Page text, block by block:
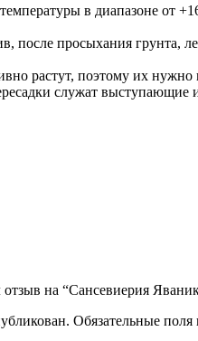
в диапазоне от
после просыхания грунта,
растут, поэтому их нужно
служат выступающие
отзыв на “Сансевиерия
Обязательные